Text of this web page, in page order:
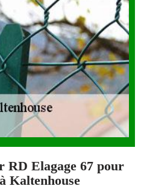
RD Elagage 67 pour
Kaltenhouse